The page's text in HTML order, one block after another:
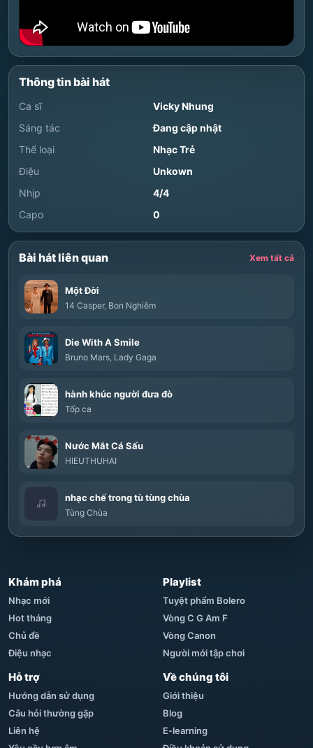
Thông tin bài hát
Ca sĩ
Vicky Nhung
Sáng tác
Đang cập nhật
Thể loại
Nhạc Trẻ
Điệu
Unkown
Nhịp
4/4
Capo
0
Bài hát liên quan Xem tất cả
Một Đời
14 Casper, Bon Nghiêm
Die With A Smile
Bruno Mars, Lady Gaga
hành khúc người đưa đò
Tốp ca
Nước Mắt Cá Sấu
HIEUTHUHAI
nhạc chế trong tù tùng chùa
Tùng Chùa
Khám phá
Nhạc mới
Hot tháng
Chủ đề
Điệu nhạc
Playlist
Tuyệt phẩm Bolero
Vòng C G Am F
Vòng Canon
Người mới tập chơi
Hỗ trợ
Hướng dẫn sử dụng
Câu hỏi thường gặp
Liên hệ
Về chúng tôi
Giới thiệu
Blog
E-learning